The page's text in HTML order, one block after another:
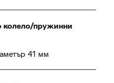
колело/пружинни
41 мм